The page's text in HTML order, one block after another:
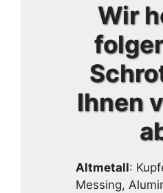
Wir
Ihnen
Altmetall:
Messing,